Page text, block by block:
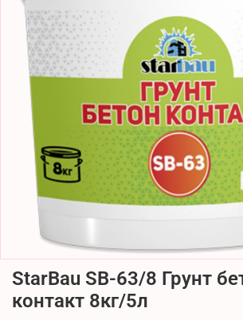
StarBau SB-63/8 Грунт
контакт 8кг/5л